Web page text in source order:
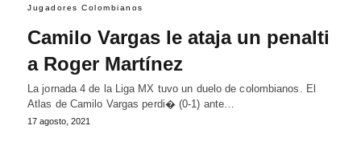
Jugadores Colombianos
Camilo Vargas le ataja un penalti
a Roger Martínez
La jornada 4 de la Liga MX tuvo un duelo de colombianos. El
Atlas de Camilo Vargas perdi� (0-1) ante…
17 agosto, 2021